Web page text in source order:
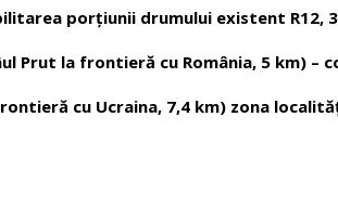
porțiunii drumului existent R12,
Prut la frontieră cu România, 5 km) –
cu Ucraina, 7,4 km) zona